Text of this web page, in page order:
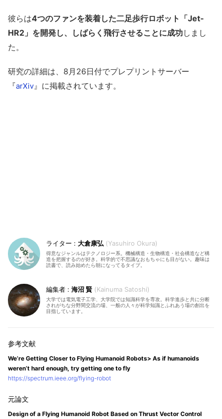
彼らは4つのファンを装着した二足歩行ロボット「Jet-
HR2」を開発し、しばらく飛行させることに成功しまし
た。
研究の詳細は、8月26日付でプレプリントサーバー
『arXiv』に掲載されています。
大倉康弘 Yasuhiro Okura
得意なジャンルはテクノロジー系。機械構造・生物構造・社会構造など構
造を把握するのが好き。科学的で不思議なおもちゃにも目がない。趣味は
読書で、読み始めたら朝になってるタイプ。
海沼 賢 Kainuma Satoshi
大学では電気電子工学、大学院では知識科学を専攻。科学進歩と共に分断
されがちな分野間交流の場、一般の人々が科学知識とふれあう場の創出を
目指しています。
We’re Getting Closer to Flying Humanoid Robots> As if humanoids
weren’t hard enough, try getting one to fly
https://spectrum.ieee.org/flying-robot
Design of a Flying Humanoid Robot Based on Thrust Vector Control